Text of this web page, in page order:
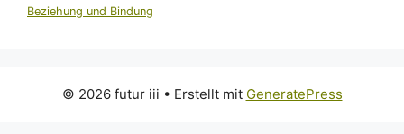
Beziehung und Bindung
© 2026 futur iii • Erstellt mit GeneratePress